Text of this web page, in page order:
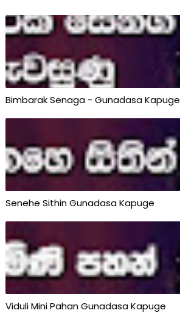
Bimbarak Senaga - Gunadasa Kapuge
Senehe Sithin Gunadasa Kapuge
Viduli Mini Pahan Gunadasa Kapuge